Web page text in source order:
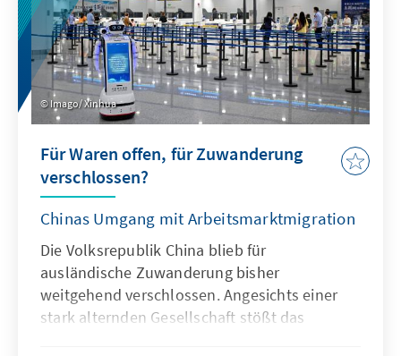
Imago/ Xinhua
Für Waren offen, für Zuwanderung
verschlossen?
Chinas Umgang mit Arbeitsmarktmigration
Die Volksrepublik China blieb für
ausländische Zuwanderung bisher
weitgehend verschlossen. Angesichts einer
stark alternden Gesellschaft stößt das